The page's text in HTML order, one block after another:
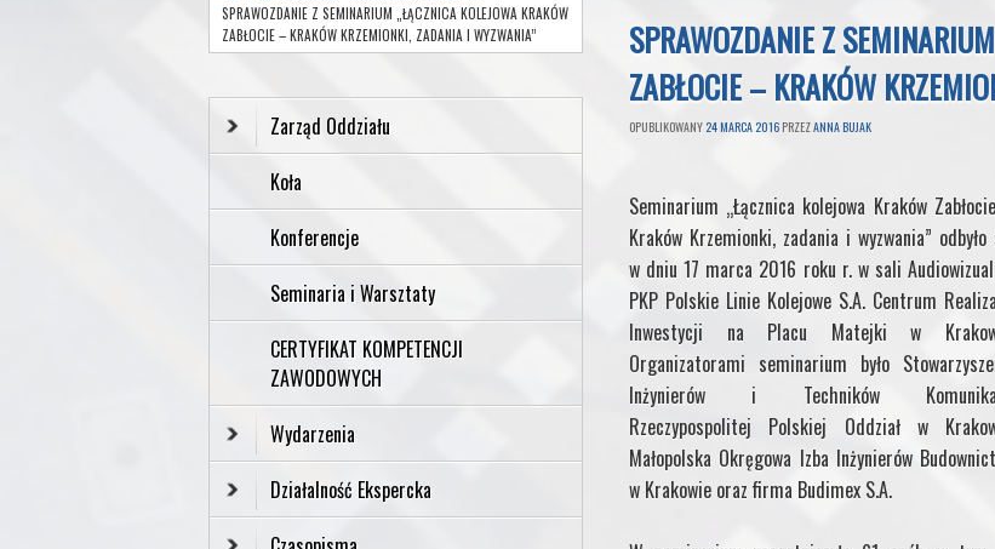
SPRAWOZDANIE Z
ZABŁOCIE – KRAKÓW
OPUBLIKOWANY 24 MARCA 2016 PRZEZANNA BUJAK
Seminarium „Łącznica kolejowa Kraków
Kraków Krzemionki, zadania i wyzwania” odbyło
w dniu 17 marca 2016 roku r. w sali
PKP Polskie Linie Kolejowe S.A. Centrum
Inwestycji na Placu Matejki w
Organizatorami seminarium było
Inżynierów i Techników
Rzeczypospolitej Polskiej Oddział w
Małopolska Okręgowa Izba Inżynierów
w Krakowie oraz firma Budimex S.A.
SPRAWOZDANIE Z SEMINARIUM „ŁĄCZNICA KOLEJOWA KRAKÓW
ZABŁOCIE – KRAKÓW KRZEMIONKI, ZADANIA I WYZWANIA”
Zarząd Oddziału
Koła
Konferencje
Seminaria i Warsztaty
CERTYFIKAT KOMPETENCJI
ZAWODOWYCH
Wydarzenia
Działalność Ekspercka